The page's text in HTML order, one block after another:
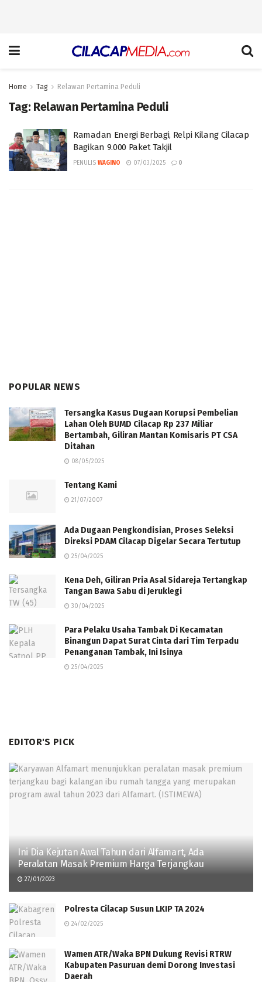
Home Tag Relawan Pertamina Peduli
Tag: Relawan Pertamina Peduli
Ramadan Energi Berbagi, Relpi Kilang Cilacap
Bagikan 9.000 Paket Takjil
PENULIS WAGINO 07/03/2025 0
POPULAR NEWS
Tersangka Kasus Dugaan Korupsi Pembelian
Lahan Oleh BUMD Cilacap Rp 237 Miliar
Bertambah, Giliran Mantan Komisaris PT CSA
Ditahan
08/05/2025
Tentang Kami
21/07/2007
Ada Dugaan Pengkondisian, Proses Seleksi
Direksi PDAM Cilacap Digelar Secara Tertutup
25/04/2025
Kena Deh, Giliran Pria Asal Sidareja Tertangkap
Tangan Bawa Sabu di Jeruklegi
30/04/2025
Para Pelaku Usaha Tambak Di Kecamatan
Binangun Dapat Surat Cinta dari Tim Terpadu
Penanganan Tambak, Ini Isinya
25/04/2025
EDITOR'S PICK
Ini Dia Kejutan Awal Tahun dari Alfamart, Ada
Peralatan Masak Premium Harga Terjangkau
27/01/2023
Polresta Cilacap Susun LKIP TA 2024
24/02/2025
Wamen ATR/Waka BPN Dukung Revisi RTRW
Kabupaten Pasuruan demi Dorong Investasi
Daerah